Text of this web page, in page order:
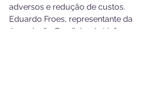
adversos e redução de custos.
Eduardo Froes, representante da
Associação Brasileira de Linfoma e